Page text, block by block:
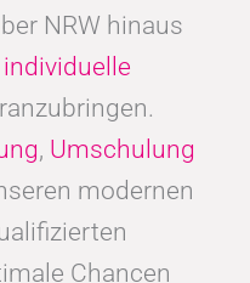
NRW hinaus
individuelle
, Umschulung
modernen
Chancen